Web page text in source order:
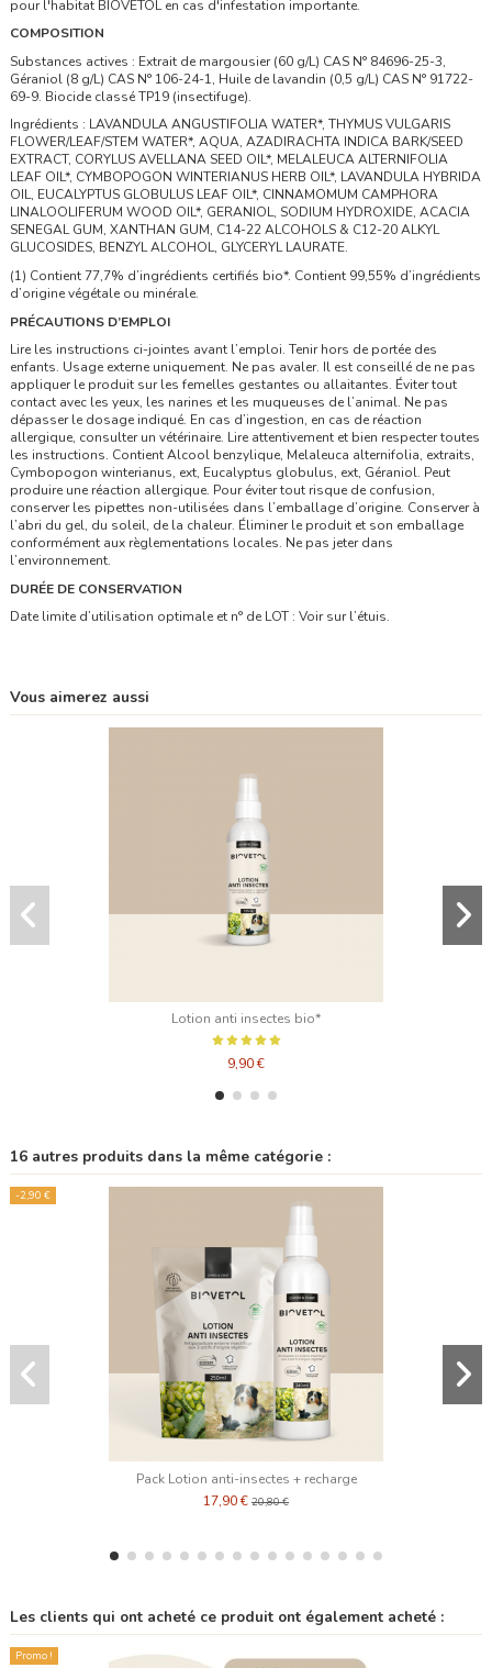
pour l'habitat BIOVETOL en cas d'infestation importante.
COMPOSITION
Substances actives : Extrait de margousier (60 g/L) CAS N° 84696-25-3,
Géraniol (8 g/L) CAS N° 106-24-1, Huile de lavandin (0,5 g/L) CAS N° 91722-
69-9. Biocide classé TP19 (insectifuge).
Ingrédients : LAVANDULA ANGUSTIFOLIA WATER*, THYMUS VULGARIS
FLOWER/LEAF/STEM WATER*, AQUA, AZADIRACHTA INDICA BARK/SEED
EXTRACT, CORYLUS AVELLANA SEED OIL*, MELALEUCA ALTERNIFOLIA
LEAF OIL*, CYMBOPOGON WINTERIANUS HERB OIL*, LAVANDULA HYBRIDA
OIL, EUCALYPTUS GLOBULUS LEAF OIL*, CINNAMOMUM CAMPHORA
LINALOOLIFERUM WOOD OIL*, GERANIOL, SODIUM HYDROXIDE, ACACIA
SENEGAL GUM, XANTHAN GUM, C14-22 ALCOHOLS & C12-20 ALKYL
GLUCOSIDES, BENZYL ALCOHOL, GLYCERYL LAURATE.
(1) Contient 77,7% d’ingrédients certifiés bio*. Contient 99,55% d’ingrédients
d’origine végétale ou minérale.
PRÉCAUTIONS D’EMPLOI
Lire les instructions ci-jointes avant l’emploi. Tenir hors de portée des
enfants. Usage externe uniquement. Ne pas avaler. Il est conseillé de ne pas
appliquer le produit sur les femelles gestantes ou allaitantes. Éviter tout
contact avec les yeux, les narines et les muqueuses de l’animal. Ne pas
dépasser le dosage indiqué. En cas d’ingestion, en cas de réaction
allergique, consulter un vétérinaire. Lire attentivement et bien respecter toutes
les instructions. Contient Alcool benzylique, Melaleuca alternifolia, extraits,
Cymbopogon winterianus, ext, Eucalyptus globulus, ext, Géraniol. Peut
produire une réaction allergique. Pour éviter tout risque de confusion,
conserver les pipettes non-utilisées dans l’emballage d’origine. Conserver à
l’abri du gel, du soleil, de la chaleur. Éliminer le produit et son emballage
conformément aux règlementations locales. Ne pas jeter dans
l’environnement.
DURÉE DE CONSERVATION
Date limite d’utilisation optimale et n° de LOT : Voir sur l’étuis.
Vous aimerez aussi
Lotion anti insectes bio*
9,90 €
16 autres produits dans la même catégorie :
-2,90 €
Pack Lotion anti-insectes + recharge
17,90 € 20,80 €
Les clients qui ont acheté ce produit ont également acheté :
Promo !